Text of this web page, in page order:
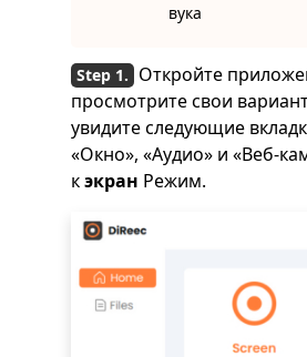
вука
Откройте
просмотрите свои
увидите следующие
«Окно», «Аудио» и «Веб-
кэкран Режим.